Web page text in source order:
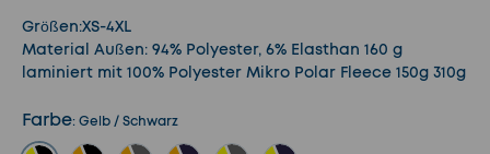
Größen:XS-4XL
Material Außen: 94% Polyester, 6% Elasthan 160 g
laminiert mit 100% Polyester Mikro Polar Fleece 150g 310g
Farbe: Gelb / Schwarz